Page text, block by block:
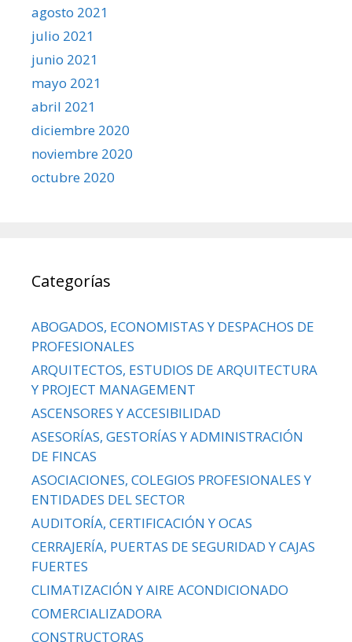
agosto 2021
julio 2021
junio 2021
mayo 2021
abril 2021
diciembre 2020
noviembre 2020
octubre 2020
Categorías
ABOGADOS, ECONOMISTAS Y DESPACHOS DE
PROFESIONALES
ARQUITECTOS, ESTUDIOS DE ARQUITECTURA
Y PROJECT MANAGEMENT
ASCENSORES Y ACCESIBILIDAD
ASESORÍAS, GESTORÍAS Y ADMINISTRACIÓN
DE FINCAS
ASOCIACIONES, COLEGIOS PROFESIONALES Y
ENTIDADES DEL SECTOR
AUDITORÍA, CERTIFICACIÓN Y OCAS
CERRAJERÍA, PUERTAS DE SEGURIDAD Y CAJAS
FUERTES
CLIMATIZACIÓN Y AIRE ACONDICIONADO
COMERCIALIZADORA
CONSTRUCTORAS